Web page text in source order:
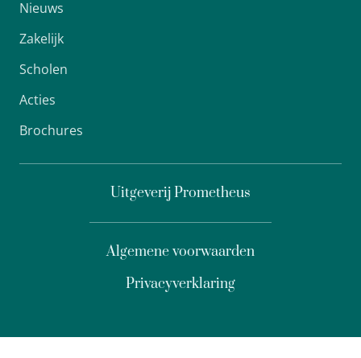
Nieuws
Zakelijk
Scholen
Acties
Brochures
Uitgeverij Prometheus
Privacyverklaring
Algemene voorwaarden